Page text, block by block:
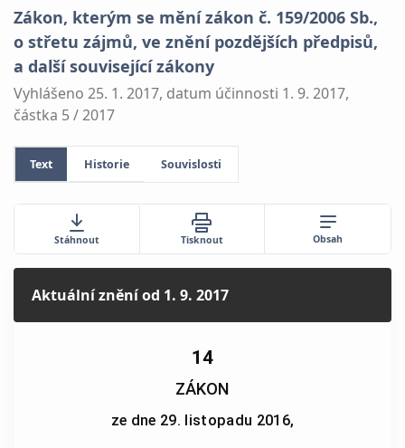
Zákon, kterým se mění zákon č. 159/2006 Sb.,
o střetu zájmů, ve znění pozdějších předpisů,
a další související zákony
Vyhlášeno 25. 1. 2017, datum účinnosti 1. 9. 2017,
částka 5 / 2017
Text Historie Souvislosti
Stáhnout Tisknout Obsah
Aktuální zněníod 1. 9. 2017
14
ZÁKON
ze dne 29. listopadu 2016,